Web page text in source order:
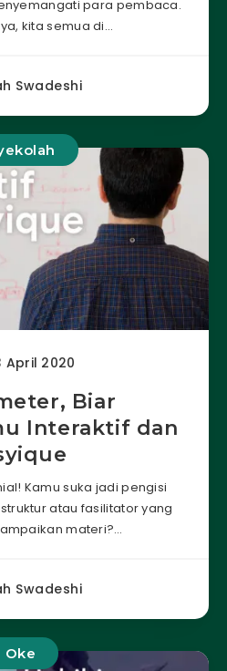
para pembaca.
kita semua di…
Swadeshi
April 2020
Biar
Interaktif dan
Kamu suka jadi pengisi
atau fasilitator yang
materi?…
Swadeshi
Oke